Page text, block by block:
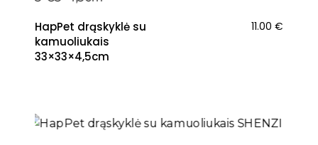
HapPet drąskyklė su
kamuoliukais
33×33×4,5cm
11.00 €